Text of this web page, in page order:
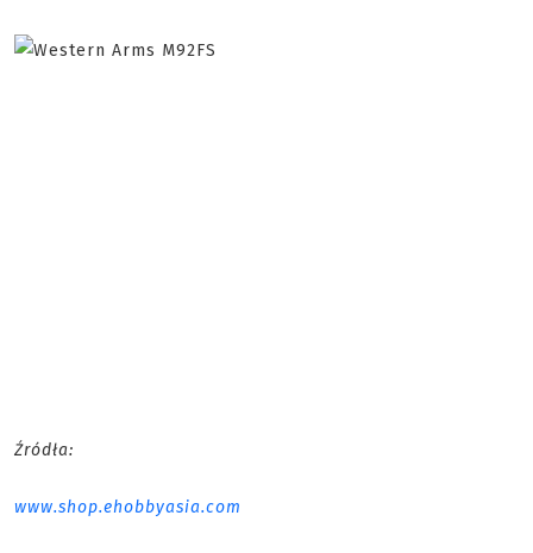
Źródła:
www.shop.ehobbyasia.com